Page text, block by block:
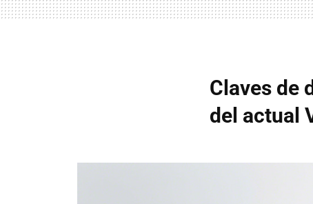
Claves de
del actual